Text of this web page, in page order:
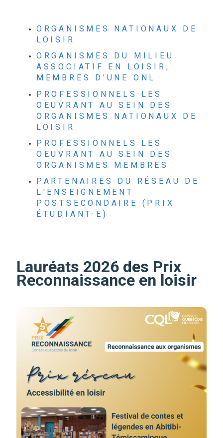
ORGANISMES NATIONAUX DE
LOISIR
ORGANISMES DU MILIEU
ASSOCIATIF EN LOISIR,
MEMBRES D'UNE ONL
PROFESSIONNELS·LES
OEUVRANT AU SEIN DES
ORGANISMES NATIONAUX DE
LOISIR
PROFESSIONNELS·LES
OEUVRANT AU SEIN DES
ORGANISMES MEMBRES
PARTENAIRES DU RÉSEAU DE
L'ENSEIGNEMENT
POSTSECONDAIRE (PRIX
ÉTUDIANT·E)
Lauréats 2026 des Prix
Reconnaissance en loisir